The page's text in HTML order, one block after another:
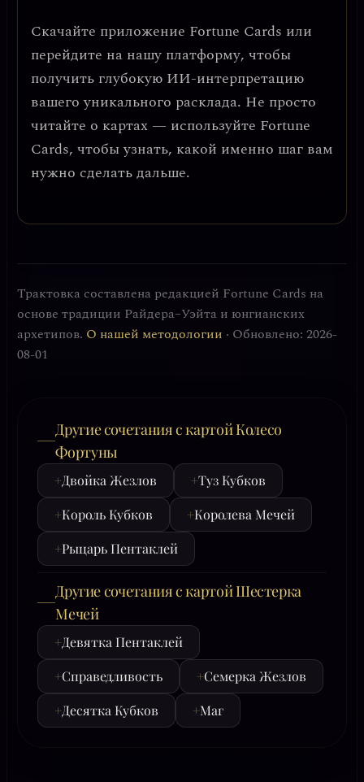
Скачайте приложение Fortune Cards или
перейдите на нашу платформу, чтобы
получить глубокую ИИ-интерпретацию
вашего уникального расклада. Не просто
читайте о картах — используйте Fortune
Cards, чтобы узнать, какой именно шаг вам
нужно сделать дальше.
Трактовка составлена редакцией Fortune Cards на
основе традиции Райдера–Уэйта и юнгианских
архетипов. О нашей методологии · Обновлено: 2026-
08-01
Другие сочетания с картой Колесо
Фортуны
+Двойка Жезлов +Туз Кубков
+Король Кубков +Королева Мечей
+Рыцарь Пентаклей
Другие сочетания с картой Шестерка
Мечей
+Девятка Пентаклей
+Справедливость +Семерка Жезлов
+Десятка Кубков +Маг